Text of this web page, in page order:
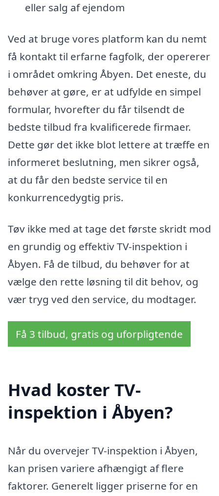
eller salg af ejendom
Ved at bruge vores platform kan du nemt
få kontakt til erfarne fagfolk, der opererer
i området omkring Åbyen. Det eneste, du
behøver at gøre, er at udfylde en simpel
formular, hvorefter du får tilsendt de
bedste tilbud fra kvalificerede firmaer.
Dette gør det ikke blot lettere at træffe en
informeret beslutning, men sikrer også,
at du får den bedste service til en
konkurrencedygtig pris.
Tøv ikke med at tage det første skridt mod
en grundig og effektiv TV-inspektion i
Åbyen. Få de tilbud, du behøver for at
vælge den rette løsning til dit behov, og
vær tryg ved den service, du modtager.
Få 3 tilbud, gratis og uforpligtende
Hvad koster TV-
inspektion i Åbyen?
Når du overvejer TV-inspektion i Åbyen,
kan prisen variere afhængigt af flere
faktorer. Generelt ligger priserne for en